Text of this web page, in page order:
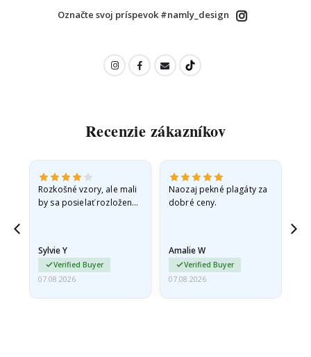
Označte svoj príspevok #namly_design
Recenzie zákazníkov
Rozkošné vzory, ale mali
by sa posielať rozložené
Sylvie Y
Verified Buyer
07.08.2026
Naozaj pekné plagáty za
dobré ceny.
Amalie W
Verified Buyer
07.08.2026